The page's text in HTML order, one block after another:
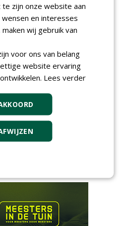
zijn onze website aan
en interesses
wij gebruik van
voor ons van belang
website ervaring
Lees verder